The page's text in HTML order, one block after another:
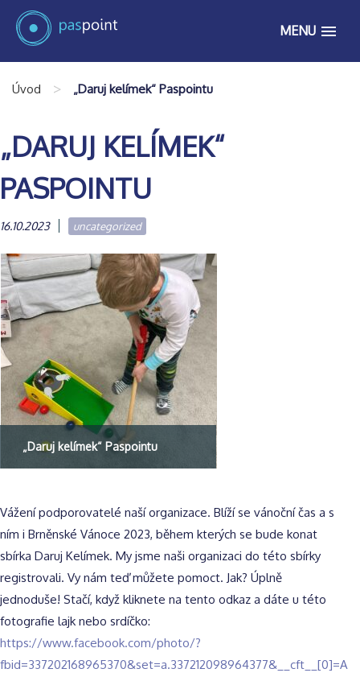
MENU
Úvod > „Daruj kelímek“ Paspointu
„DARUJ KELÍMEK“
PASPOINTU
16.10.2023 uncategorized
„Daruj kelímek“ Paspointu
Vážení podporovatelé naší organizace. Blíží se vánoční čas a s
ním i Brněnské Vánoce 2023, během kterých se bude konat
sbírka Daruj Kelímek. My jsme naši organizaci do této sbírky
registrovali. Vy nám teď můžete pomoct. Jak? Úplně
jednoduše! Stačí, když kliknete na tento odkaz a dáte u této
fotografie lajk nebo srdíčko:
https://www.facebook.com/photo/?
fbid=337202168965370&set=a.337212098964377&__cft__[0]=A